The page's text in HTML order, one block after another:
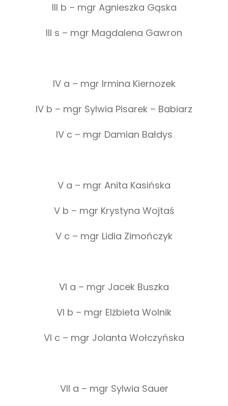
III b – mgr Agnieszka Gąska
III s – mgr Magdalena Gawron
IV a – mgr Irmina Kiernozek
IV b – mgr Sylwia Pisarek – Babiarz
IV c – mgr Damian Bałdys
V a – mgr Anita Kasińska
V b – mgr Krystyna Wojtaś
V c – mgr Lidia Zimończyk
VI a – mgr Jacek Buszka
VI b – mgr Elżbieta Wolnik
VI c – mgr Jolanta Wołczyńska
VII a – mgr Sylwia Sauer